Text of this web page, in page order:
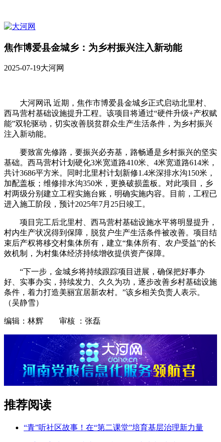
焦作博爱县金城乡：为乡村振兴注入新动能
2025-07-19大河网
大河网讯 近期，焦作市博爱县金城乡正式启动北里村、
西马营村基础设施提升工程。该项目将通过“硬件升级+产权赋
能”双轮驱动，切实改善脱贫群众生产生活条件，为乡村振兴
注入新动能。
要致富先修路，要振兴必夯基，路畅通是乡村振兴的坚实
基础。西马营村计划硬化3米宽道路410米、4米宽道路614米，
共计3686平方米。同时北里村计划新修1.4米深排水沟150米，
加配盖板；维修排水沟350米，更换破损盖板。对此项目，乡
村两级分别建立工程实施台账，明确实施内容。目前，工程已
进入施工阶段，预计2025年7月25日竣工。
项目完工后北里村、西马营村基础设施水平将明显提升，
村内生产状况得到保障，脱贫户生产生活条件被改善。项目结
束后产权将移交村集体所有，建立“集体所有、农户受益”的长
效机制，为村集体经济持续增收提供资产保障。
“下一步，金城乡将持续跟踪项目进展，确保把好事办
好、实事办实，持续发力、久久为功，逐步改善乡村基础设施
条件，着力打造美丽宜居新农村。”该乡相关负责人表示。
（吴静雪）
编辑：林辉 审核 ：张磊
推荐阅读
“青”听社区故事！在“第二课堂”培育基层治理新力量